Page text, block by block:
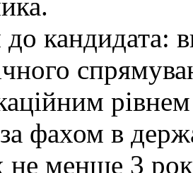
кандидата:
фахом в
не менше 3